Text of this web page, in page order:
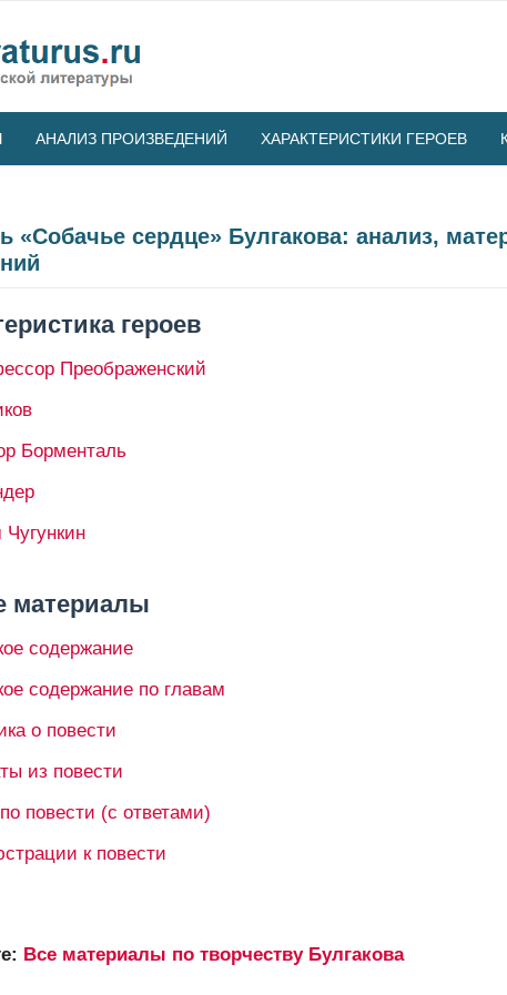
АНАЛИЗ ПРОИЗВЕДЕНИЙ ХАРАКТЕРИСТИКИ ГЕРОЕВ
«Собачье сердце» Булгакова: анализ,
героев
Преображенский
Борменталь
материалы
содержание
содержание по главам
о повести
из повести
повести (с ответами)
к повести
Все материалы по творчеству Булгакова